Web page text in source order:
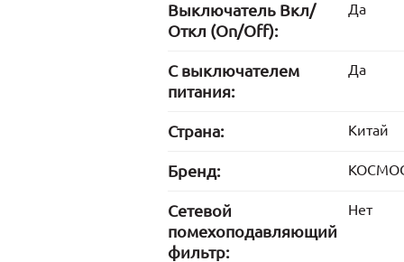
Выключатель Вкл/
Откл (On/Off):
Да
С выключателем
питания:
Да
Страна: Китай
Бренд:
Сетевой
помехоподавляющий
фильтр:
Нет